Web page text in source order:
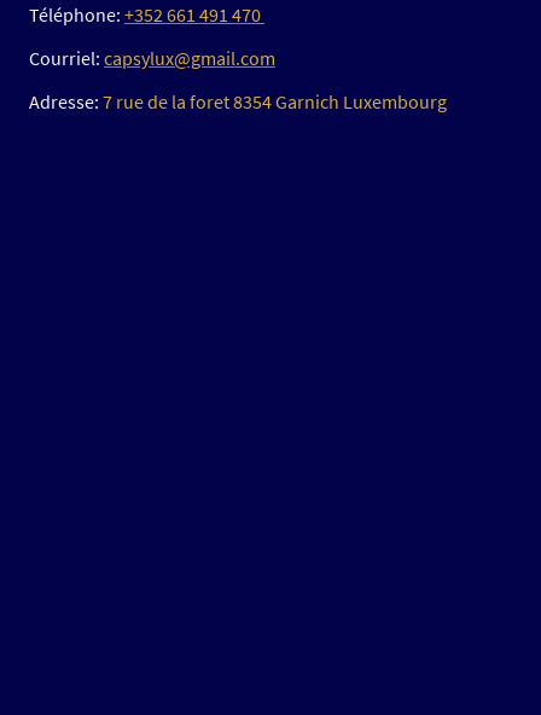
Téléphone: +352 661 491 470
Courriel: capsylux@gmail.com
Adresse: 7 rue de la foret 8354 Garnich Luxembourg